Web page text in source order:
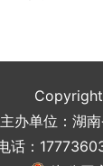
主办单位：湖
话：